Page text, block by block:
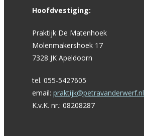
Hoofdvestiging:
Praktijk De Matenhoek
Molenmakershoek 17
7328 JK Apeldoorn
tel. 055-5427605
email: praktijk@petravanderwerf.nl
K.v.K. nr.: 08208287